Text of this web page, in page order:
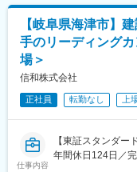
※各工程、簡単な
を手伝うなど、フ
＜働く環境＞
■入社後の流れ：
【岐阜県海津市】
手のリーディング
場＞
信和株式会社
正社員 転勤なし 上
仕事内容
【東証スタンダー
年間休日124日／